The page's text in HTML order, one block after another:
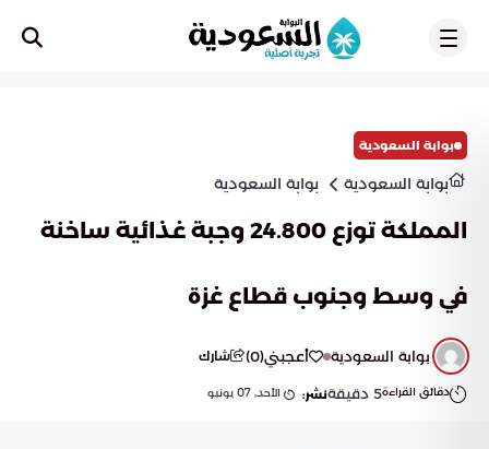
بوابة السعودية
بوابة السعودية بوابة السعودية
المملكة توزع 24.800 وجبة غذائية ساخنة
في وسط وجنوب قطاع غزة
بوابة السعودية أعجبني(
0
) شارك
دقائق القراءة5 دقيقةنشر: الأحد, 07 يونيو